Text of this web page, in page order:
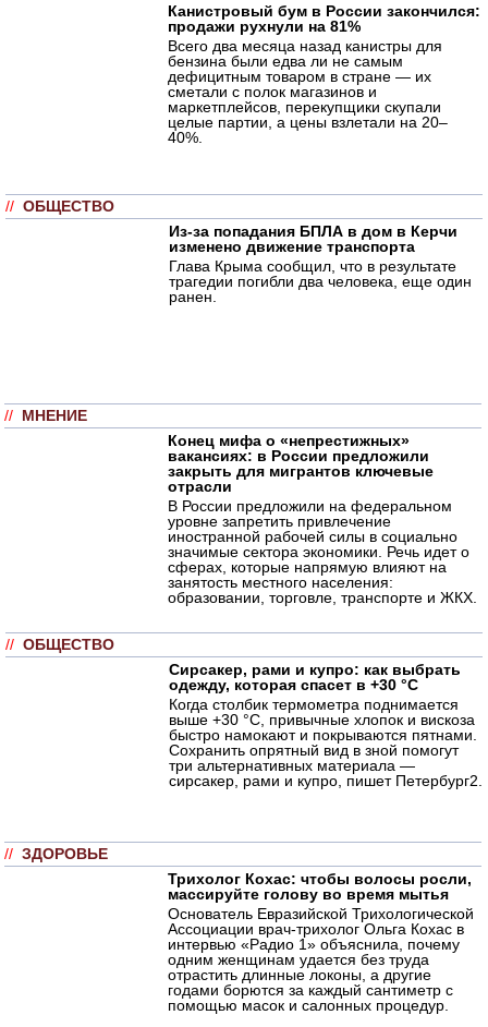
Канистровый бум в России закончился:
продажи рухнули на 81%
Всего два месяца назад канистры для
бензина были едва ли не самым
дефицитным товаром в стране — их
сметали с полок магазинов и
маркетплейсов, перекупщики скупали
целые партии, а цены взлетали на 20–
40%.
// ОБЩЕСТВО
Из-за попадания БПЛА в дом в Керчи
изменено движение транспорта
Глава Крыма сообщил, что в результате
трагедии погибли два человека, еще один
ранен.
// МНЕНИЕ
Конец мифа о «непрестижных»
вакансиях: в России предложили
закрыть для мигрантов ключевые
отрасли
В России предложили на федеральном
уровне запретить привлечение
иностранной рабочей силы в социально
значимые сектора экономики. Речь идет о
сферах, которые напрямую влияют на
занятость местного населения:
образовании, торговле, транспорте и ЖКХ.
// ОБЩЕСТВО
Сирсакер, рами и купро: как выбрать
одежду, которая спасет в +30 °C
Когда столбик термометра поднимается
выше +30 °C, привычные хлопок и вискоза
быстро намокают и покрываются пятнами.
Сохранить опрятный вид в зной помогут
три альтернативных материала —
сирсакер, рами и купро, пишет Петербург2.
// ЗДОРОВЬЕ
Трихолог Кохас: чтобы волосы росли,
массируйте голову во время мытья
Основатель Евразийской Трихологической
Ассоциации врач-трихолог Ольга Кохас в
интервью «Радио 1» объяснила, почему
одним женщинам удается без труда
отрастить длинные локоны, а другие
годами борются за каждый сантиметр с
помощью масок и салонных процедур.